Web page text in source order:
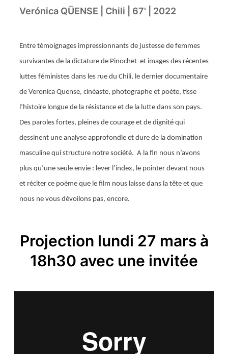
Verónica QÜENSE | Chili | 67' | 2022
Entre témoignages impressionnants de justesse de femmes
survivantes de la dictature de Pinochet et images des récentes
luttes féministes dans les rue du Chili, le dernier documentaire
de Veronica Quense, cinéaste, photographe et poète, tisse
l’histoire longue de la résistance et de la lutte dans son pays.
Des paroles fortes, pleines de courage et de dignité qui
dessinent une analyse approfondie et dure de la domination
masculine qui structure notre société. A la fin nous n’avons
plus qu’une seule envie : lever l’index, le pointer devant nous
et réciter ce poème que le film nous laisse dans la tête et que
nous ne vous dévoilons pas, encore.
Projection lundi 27 mars à
18h30 avec une invitée